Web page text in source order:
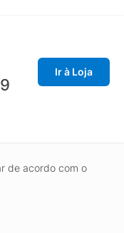
Ir à Loja
de acordo com o